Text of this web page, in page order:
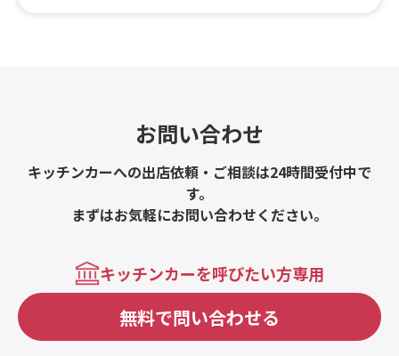
お問い合わせ
キッチンカーへの出店依頼・ご相談は24時間受付中で
す。
まずはお気軽にお問い合わせください。
キッチンカーを呼びたい方専用
無料で問い合わせる